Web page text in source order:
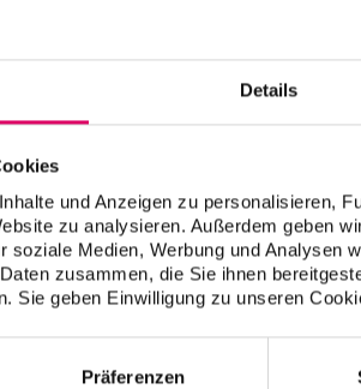
Details
und Anzeigen zu personalisieren,
zu analysieren. Außerdem geben
soziale Medien, Werbung und Analysen
zusammen, die Sie ihnen
Sie geben Einwilligung zu unseren
Präferenzen